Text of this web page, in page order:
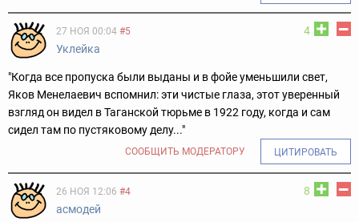
4
27 НОЯ 00:04 #5
Уклейка
"Когда все пропуска были выданы и в фойе уменьшили свет,
Яков Менелаевич вспомнил: эти чистые глаза, этот уверенный
взгляд он видел в Таганской тюрьме в 1922 году, когда и сам
сидел там по пустяковому делу..."
СООБЩИТЬ МОДЕРАТОРУ ЦИТИРОВАТЬ
8
26 НОЯ 12:06 #4
асмодей